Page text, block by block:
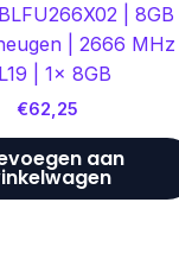
| 8GB
| 2666 MHz |
| 1x 8GB
€62,25
aan